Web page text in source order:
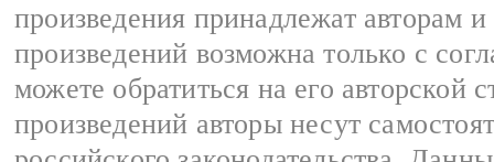
произведения принадлежат авторам
произведений возможна только с
можете обратиться на его авторской
произведений авторы несут